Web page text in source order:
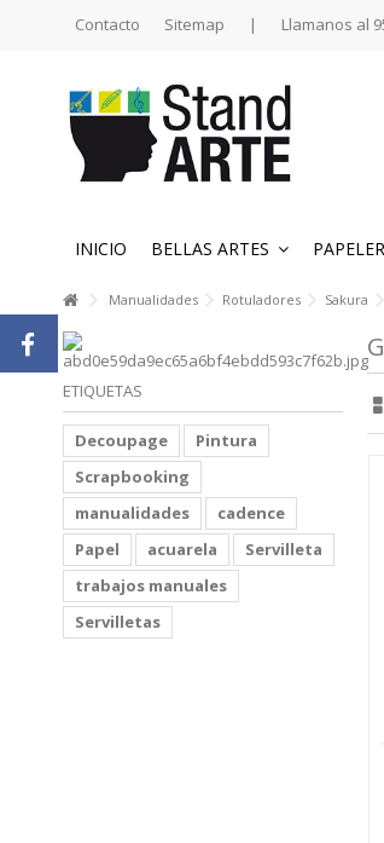
Contacto Sitemap | Llamanos al
INICIO BELLAS ARTES
Manualidades Rotuladores Sakura
ETIQUETAS
Decoupage
Pintura
Scrapbooking
manualidades
cadence
Papel
acuarela
Servilleta
trabajos manuales
Servilletas